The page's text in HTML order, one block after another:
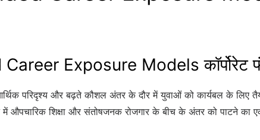
Exposure Models कॉर्पोरेट
परिदृश्य और बढ़ते कौशल अंतर के दौर में युवाओं को कार्यबल के लिए तैयार
में औपचारिक शिक्षा और संतोषजनक रोजगार के बीच के अंतर को पाटने